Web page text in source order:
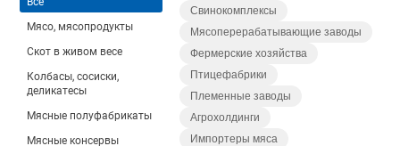
Обзор рынка
Отзывы
Мясо, мясопродукты
Скот в живом весе
Колбасы, сосиски,
деликатесы
Мясные полуфабрикаты
Мясные консервы
Свинокомплексы
Мясоперерабатывающие заводы
Фермерские хозяйства
Птицефабрики
Племенные заводы
Агрохолдинги
Импортеры мяса